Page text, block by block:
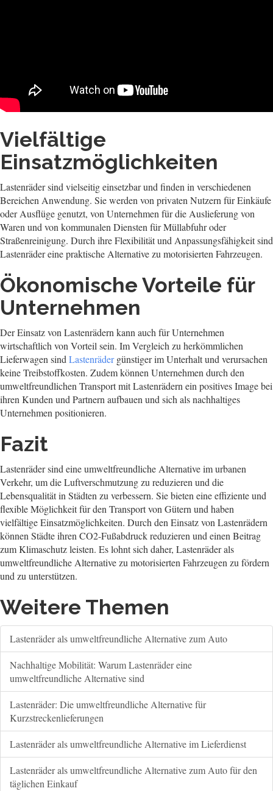
Vielfältige
Einsatzmöglichkeiten
Lastenräder sind vielseitig einsetzbar und finden in verschiedenen
Bereichen Anwendung. Sie werden von privaten Nutzern für Einkäufe
oder Ausflüge genutzt, von Unternehmen für die Auslieferung von
Waren und von kommunalen Diensten für Müllabfuhr oder
Straßenreinigung. Durch ihre Flexibilität und Anpassungsfähigkeit sind
Lastenräder eine praktische Alternative zu motorisierten Fahrzeugen.
Ökonomische Vorteile für
Unternehmen
Der Einsatz von Lastenrädern kann auch für Unternehmen
wirtschaftlich von Vorteil sein. Im Vergleich zu herkömmlichen
Lieferwagen sindLastenrädergünstiger im Unterhalt und verursachen
keine Treibstoffkosten. Zudem können Unternehmen durch den
umweltfreundlichen Transport mit Lastenrädern ein positives Image bei
ihren Kunden und Partnern aufbauen und sich als nachhaltiges
Unternehmen positionieren.
Fazit
Lastenräder sind eine umweltfreundliche Alternative im urbanen
Verkehr, um die Luftverschmutzung zu reduzieren und die
Lebensqualität in Städten zu verbessern. Sie bieten eine effiziente und
flexible Möglichkeit für den Transport von Gütern und haben
vielfältige Einsatzmöglichkeiten. Durch den Einsatz von Lastenrädern
können Städte ihren CO2-Fußabdruck reduzieren und einen Beitrag
zum Klimaschutz leisten. Es lohnt sich daher, Lastenräder als
umweltfreundliche Alternative zu motorisierten Fahrzeugen zu fördern
und zu unterstützen.
Weitere Themen
Lastenräder als umweltfreundliche Alternative zum Auto
Nachhaltige Mobilität: Warum Lastenräder eine
umweltfreundliche Alternative sind
Lastenräder: Die umweltfreundliche Alternative für
Kurzstreckenlieferungen
Lastenräder als umweltfreundliche Alternative im Lieferdienst
Lastenräder als umweltfreundliche Alternative zum Auto für den
täglichen Einkauf